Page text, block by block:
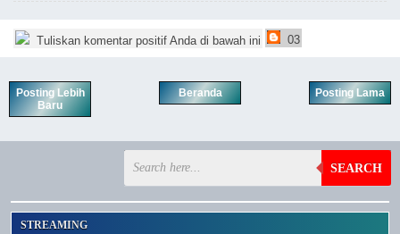
Tuliskan komentar positif Anda di bawah ini 03
Posting Lebih
Baru
Posting Lama
Beranda
SEARCH
STREAMING